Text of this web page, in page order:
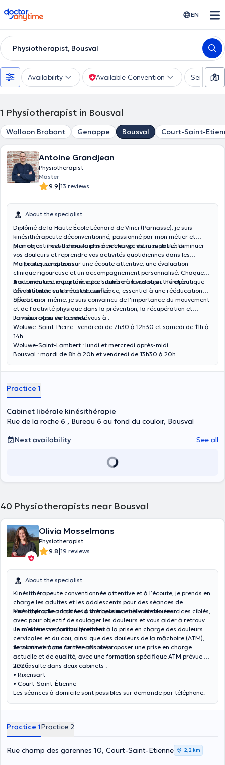
doctoranytime EN
Physiotherapist, Bousval
Availability Available Convention Services
1 Physiotherapist in Bousval
Walloon Brabant Genappe Bousval Court-Saint-
Antoine Grandjean
Physiotherapist
Master
9.9|13 reviews
About the specialist
Diplômé de la Haute École Léonard de Vinci (Parnasse), je suis
kinésithérapeute déconventionné, passionné par mon métier et
pleinement investi dans la prise en charge de mes patients.
Mon objectif est de vous aider à retrouver votre mobilité, diminuer
vos douleurs et reprendre vos activités quotidiennes dans les
meilleures conditions.
Ma pratique repose sur une écoute attentive, une évaluation
clinique rigoureuse et un accompagnement personnalisé. Chaque
traitement est adapté à votre situation, à vos objectifs et à
l'évolution de votre état de santé.
J'accorde une importance particulière à la relation thérapeutique
afin d'établir un climat de confiance, essentiel à une rééducation
efficace.
Sportif moi-même, je suis convaincu de l'importance du mouvement
et de l'activité physique dans la prévention, la récupération et
l'amélioration de la santé.
Je vous reçois sur rendez-vous à :
Woluwe-Saint-Pierre : vendredi de 7h30 à 12h30 et samedi de 11h à
14h
Woluwe-Saint-Lambert : lundi et mercredi après-midi
Bousval : mardi de 8h à 20h et vendredi de 13h30 à 20h
Practice 1
Cabinet libérale kinésithérapie
Rue de la roche 6 , Bureau 6 au fond du couloir, Bousval
Next availability
See all
40 Physiotherapists near Bousval
Olivia Mosselmans
Physiotherapist
9.8|19 reviews
About the specialist
Kinésithérapeute conventionnée attentive et à l’écoute, je prends en
charge les adultes et les adolescents pour des séances de
kinésithérapie adaptées à vos besoins et à votre douleur.
Mon approche combine la thérapie manuelle et des exercices ciblés,
avec pour objectif de soulager les douleurs et vous aider à retrouver
un meilleur confort au quotidien.
Je m’intéresse particulièrement à la prise en charge des douleurs
cervicales et du cou, ainsi que des douleurs de la mâchoire (ATM),
tensions et maux de tête associés.
Je continue à me former afin de proposer une prise en charge
actuelle et de qualité, avec une formation spécifique ATM prévue en
2026.
Je consulte dans deux cabinets :
• Rixensart
• Court-Saint-Étienne
Les séances à domicile sont possibles sur demande par téléphone.
Practice 1Practice 2
Rue champ des garennes 10, Court-Saint-Etienne 2,2 km